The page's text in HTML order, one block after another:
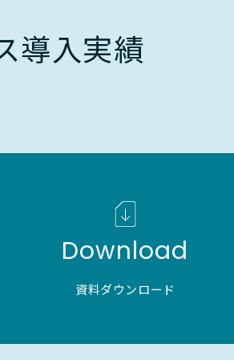
導入実績
Download
資料ダウンロード